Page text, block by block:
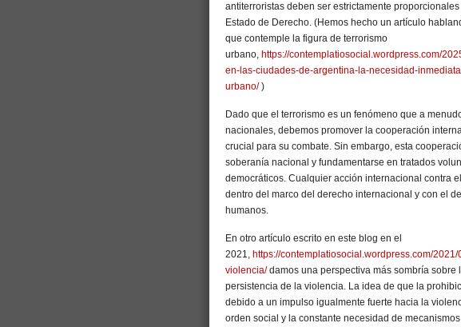
antiterroristas deben ser estrictamente
Estado de Derecho. (Hemos hecho un artículo
que contemple la figura de terrorismo
urbano, https://contemplatiosocial.wordpress.com/
en-las-ciudades-de-argentina-la-necesidad-
urbano/)
Dado que el terrorismo es un fenómeno que a
nacionales, debemos promover la cooperación
crucial para su combate. Sin embargo, esta
soberanía nacional y fundamentarse en tratados
democráticos. Cualquier acción internacional contra
dentro del marco del derecho internacional y con el
humanos.
En otro artículo escrito en este blog en el
2021, https://contemplatiosocial.wordpress.com/
violencia/damos una perspectiva más sombría sobre
persistencia de la violencia. La idea de que la
debido a un impulso igualmente fuerte hacia la
orden social y la constante necesidad de